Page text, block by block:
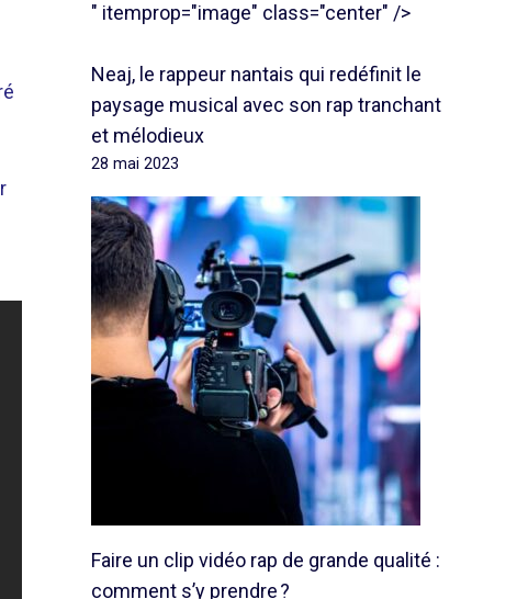
" itemprop="image" class="center" />
Neaj, le rappeur nantais qui redéfinit le
paysage musical avec son rap tranchant
et mélodieux
28 mai 2023
Faire un clip vidéo rap de grande qualité :
comment s’y prendre ?